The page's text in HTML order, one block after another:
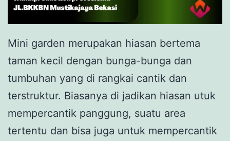
Mini garden merupakan hiasan bertema
taman kecil dengan bunga-bunga dan
tumbuhan yang di rangkai cantik dan
terstruktur. Biasanya di jadikan hiasan utuk
mempercantik panggung, suatu area
tertentu dan bisa juga untuk mempercantik